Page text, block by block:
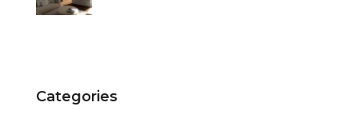
Categories